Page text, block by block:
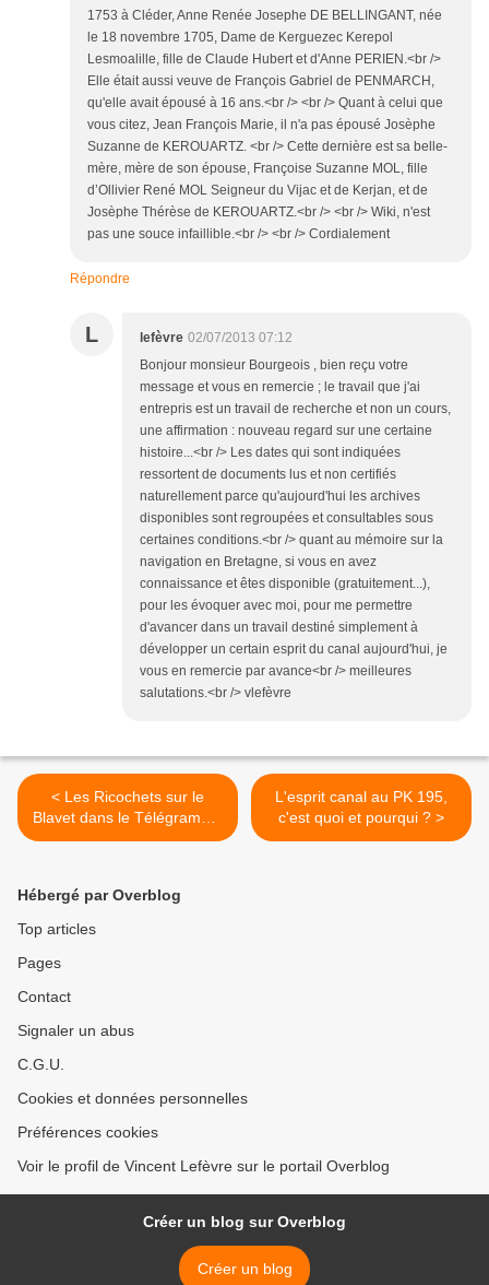
1753 à Cléder, Anne Renée Josephe DE BELLINGANT, née
le 18 novembre 1705, Dame de Kerguezec Kerepol
Lesmoalille, fille de Claude Hubert et d'Anne PERIEN.<br />
Elle était aussi veuve de François Gabriel de PENMARCH,
qu'elle avait épousé à 16 ans.<br /> <br /> Quant à celui que
vous citez, Jean François Marie, il n'a pas épousé Josèphe
Suzanne de KEROUARTZ. <br /> Cette dernière est sa belle-
mère, mère de son épouse, Françoise Suzanne MOL, fille
d’Ollivier René MOL Seigneur du Vijac et de Kerjan, et de
Josèphe Thérèse de KEROUARTZ.<br /> <br /> Wiki, n'est
pas une souce infaillible.<br /> <br /> Cordialement
Répondre
L lefèvre 02/07/2013 07:12
Bonjour monsieur Bourgeois , bien reçu votre
message et vous en remercie ; le travail que j'ai
entrepris est un travail de recherche et non un cours,
une affirmation : nouveau regard sur une certaine
histoire...<br /> Les dates qui sont indiquées
ressortent de documents lus et non certifiés
naturellement parce qu'aujourd'hui les archives
disponibles sont regroupées et consultables sous
certaines conditions.<br /> quant au mémoire sur la
navigation en Bretagne, si vous en avez
connaissance et êtes disponible (gratuitement...),
pour les évoquer avec moi, pour me permettre
d'avancer dans un travail destiné simplement à
développer un certain esprit du canal aujourd'hui, je
vous en remercie par avance<br /> meilleures
salutations.<br /> vlefèvre
< Les Ricochets sur le
Blavet dans le Télégramme
à Pontivy du 16 mars
L'esprit canal au PK 195,
c'est quoi et pourqui ? >
Hébergé par Overblog
Top articles
Pages
Contact
Signaler un abus
C.G.U.
Cookies et données personnelles
Préférences cookies
Voir le profil de Vincent Lefèvre sur le portail Overblog
Créer un blog sur Overblog
Créer un blog